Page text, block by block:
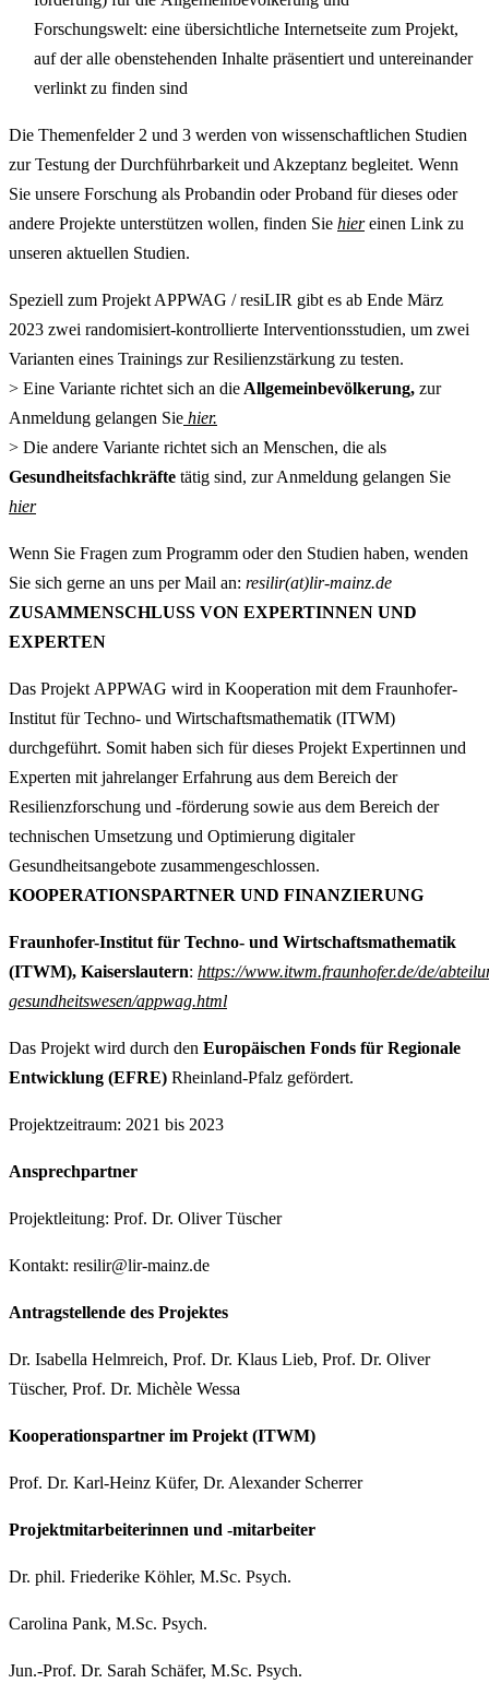
Forschungswelt: eine übersichtliche Internetseite zum Projekt,
auf der alle obenstehenden Inhalte präsentiert und untereinander
verlinkt zu finden sind
Die Themenfelder 2 und 3 werden von wissenschaftlichen Studien
zur Testung der Durchführbarkeit und Akzeptanz begleitet. Wenn
Sie unsere Forschung als Probandin oder Proband für dieses oder
andere Projekte unterstützen wollen, finden Sie hiereinen Link zu
unseren aktuellen Studien.
Speziell zum Projekt APPWAG / resiLIR gibt es ab Ende März
2023 zwei randomisiert-kontrollierte Interventionsstudien, um zwei
Varianten eines Trainings zur Resilienzstärkung zu testen.
> Eine Variante richtet sich an die Allgemeinbevölkerung, zur
Anmeldung gelangen Sie hier.
> Die andere Variante richtet sich an Menschen, die als
Gesundheitsfachkräfte tätig sind, zur Anmeldung gelangen Sie
hier
Wenn Sie Fragen zum Programm oder den Studien haben, wenden
Sie sich gerne an uns per Mail an: resilir(at)lir-mainz.de
ZUSAMMENSCHLUSS VON EXPERTINNEN UND
EXPERTEN
Das Projekt APPWAG wird in Kooperation mit dem Fraunhofer-
Institut für Techno- und Wirtschaftsmathematik (ITWM)
durchgeführt. Somit haben sich für dieses Projekt Expertinnen und
Experten mit jahrelanger Erfahrung aus dem Bereich der
Resilienzforschung und -förderung sowie aus dem Bereich der
technischen Umsetzung und Optimierung digitaler
Gesundheitsangebote zusammengeschlossen.
KOOPERATIONSPARTNER UND FINANZIERUNG
Fraunhofer-Institut für Techno- und Wirtschaftsmathematik
(ITWM), Kaiserslautern: https://www.itwm.fraunhofer.de/de/
gesundheitswesen/appwag.html
Das Projekt wird durch den Europäischen Fonds für Regionale
Entwicklung (EFRE) Rheinland-Pfalz gefördert.
Projektzeitraum: 2021 bis 2023
Ansprechpartner
Projektleitung: Prof. Dr. Oliver Tüscher
Kontakt: resilir@lir-mainz.de
Antragstellende des Projektes
Dr. Isabella Helmreich, Prof. Dr. Klaus Lieb, Prof. Dr. Oliver
Tüscher, Prof. Dr. Michèle Wessa
Kooperationspartner im Projekt (ITWM)
Prof. Dr. Karl-Heinz Küfer, Dr. Alexander Scherrer
Projektmitarbeiterinnen und -mitarbeiter
Dr. phil. Friederike Köhler, M.Sc. Psych.
Carolina Pank, M.Sc. Psych.
Jun.-Prof. Dr. Sarah Schäfer, M.Sc. Psych.